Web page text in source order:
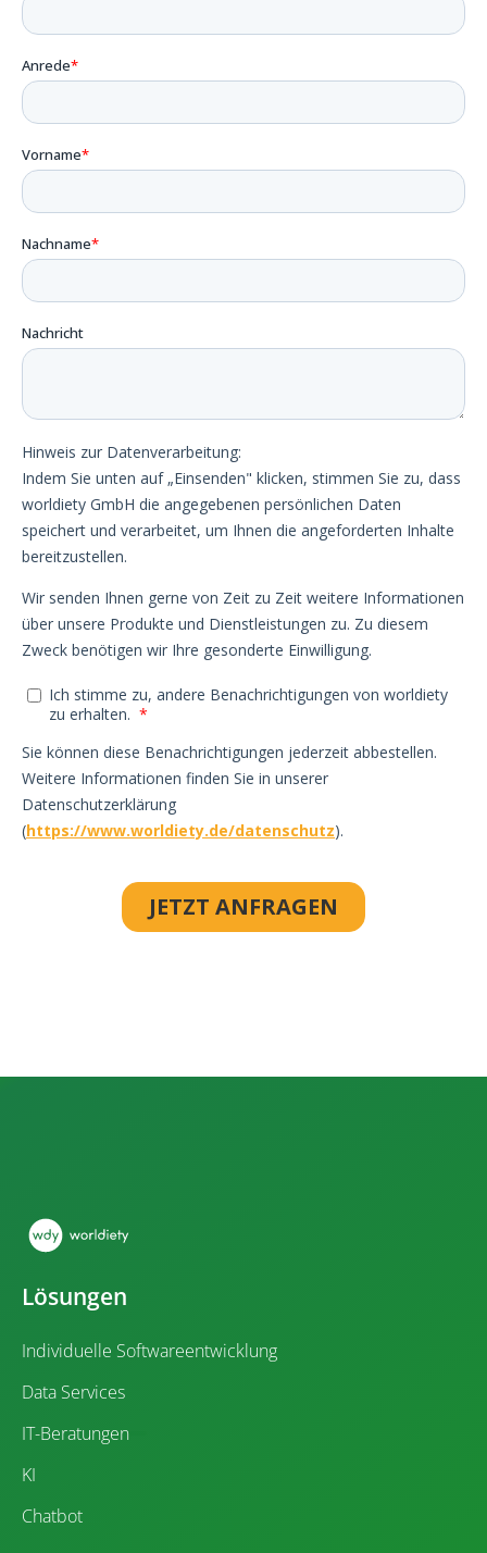
Lösungen
Individuelle Softwareentwicklung
Data Services
IT-Beratungen
KI
Chatbot